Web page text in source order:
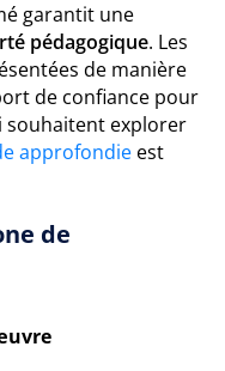
garantit une
pédagogique. Les
de manière
de confiance pour
souhaitent explorer
approfondie est
de